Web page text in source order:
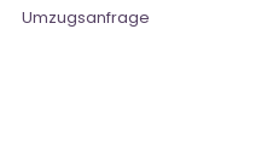
Umzugsanfrage